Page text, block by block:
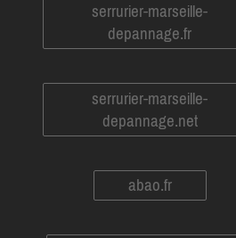
serrurier-marseille-
depannage.fr
serrurier-marseille-
depannage.net
abao.fr